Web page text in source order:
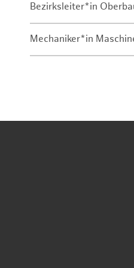
Bezirksleiter*in
Mechaniker*in